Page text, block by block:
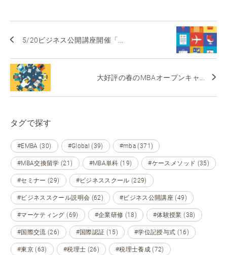
5/20ビジネス公開講座開催「...
大好評の春のMBAオープンキャ...
タグで探す
#EMBA (30) #Global (39) #mba (371)
#MBA交換留学 (21) #MBA単科 (19) #ケースメソッド (35)
#セミナー (29) #ビジネススクール (229)
#ビジネススクール説明会 (62) #ビジネス公開講座 (49)
#マーケティング (69) #企業研修 (18) #体験授業 (38)
#国際交流 (26) #国際認証 (15) #学位記授与式 (16)
#東京 (63) #税理士 (26) #税理士養成 (72)